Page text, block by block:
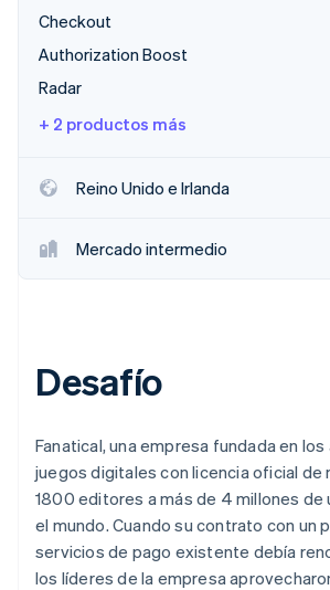
Sesiones de Stripe 2026
Mirar ahora
Checkout
Authorization Boost
Radar
+ 2 productos más
Reino Unido e Irlanda
Mercado intermedio
Desafío
Fanatical, una empresa fundada en
juegos digitales con licencia oficial de
1800 editores a más de 4 millones de
el mundo. Cuando su contrato con un
servicios de pago existente debía
los líderes de la empresa